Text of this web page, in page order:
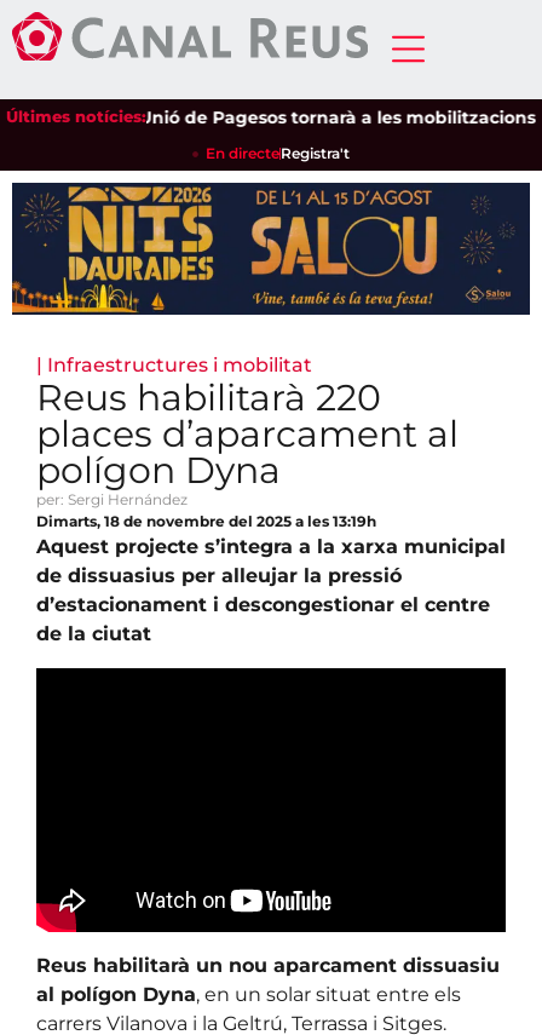
Últimes notícies:Unió de Pagesos tornarà a les mobilitzacions
En directeRegistra't
| Infraestructures i mobilitat
Reus habilitarà 220
places d’aparcament al
polígon Dyna
per: Sergi Hernández
Dimarts, 18 de novembre del 2025 a les 13:19h
Aquest projecte s’integra a la xarxa municipal
de dissuasius per alleujar la pressió
d’estacionament i descongestionar el centre
de la ciutat
Reus habilitarà un nou aparcament dissuasiu
al polígon Dyna, en un solar situat entre els
carrers Vilanova i la Geltrú, Terrassa i Sitges.